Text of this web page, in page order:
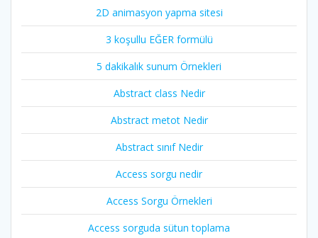
2D animasyon yapma sitesi
3 koşullu EĞER formülü
5 dakikalık sunum Örnekleri
Abstract class Nedir
Abstract metot Nedir
Abstract sınıf Nedir
Access sorgu nedir
Access Sorgu Örnekleri
Access sorguda sütun toplama